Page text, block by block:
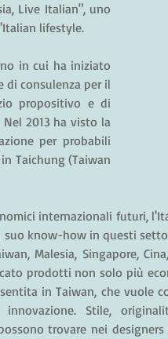
Live Italian", uno
lifestyle.
in cui ha iniziato
di consulenza per il
propositivo e di
2013 ha visto la
per probabili
Taichung (Taiwan
internazionali futuri,
know-how in questi
Malesia, Singapore,
prodotti non solo più
in Taiwan, che vuole
Stile,
trovare nei